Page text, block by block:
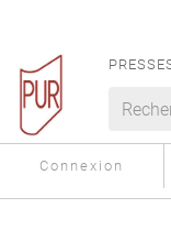
Connexion